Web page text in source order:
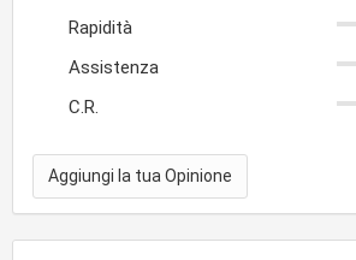
Rapidità
Assistenza
C.R.
Aggiungi la tua Opinione